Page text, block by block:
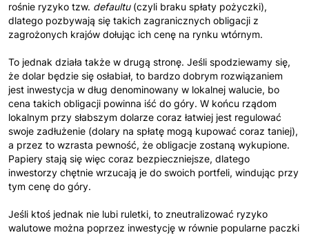
rośnie ryzyko tzw. defaultu(czyli braku spłaty pożyczki),
dlatego pozbywają się takich zagranicznych obligacji z
zagrożonych krajów dołując ich cenę na rynku wtórnym.
To jednak działa także w drugą stronę. Jeśli spodziewamy się,
że dolar będzie się osłabiał, to bardzo dobrym rozwiązaniem
jest inwestycja w dług denominowany w lokalnej walucie, bo
cena takich obligacji powinna iść do góry. W końcu rządom
lokalnym przy słabszym dolarze coraz łatwiej jest regulować
swoje zadłużenie (dolary na spłatę mogą kupować coraz taniej),
a przez to wzrasta pewność, że obligacje zostaną wykupione.
Papiery stają się więc coraz bezpieczniejsze, dlatego
inwestorzy chętnie wrzucają je do swoich portfeli, windując przy
tym cenę do góry.
Jeśli ktoś jednak nie lubi ruletki, to zneutralizować ryzyko
walutowe można poprzez inwestycję w równie popularne paczki